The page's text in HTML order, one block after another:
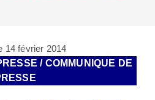
14 février 2014
/ COMMUNIQUE DE